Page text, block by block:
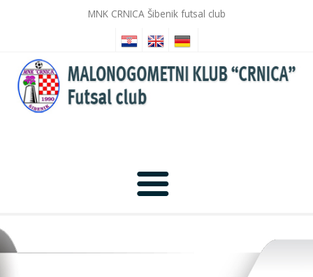
MNK CRNICA Šibenik futsal club